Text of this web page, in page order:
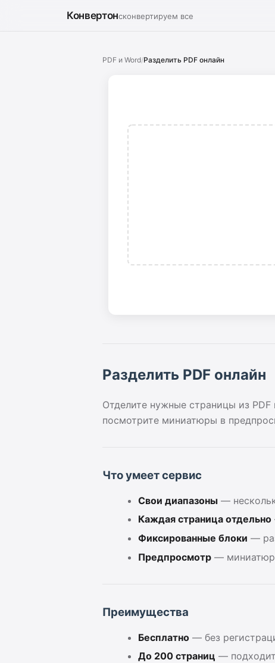
Конвертонсконвертируем все
PDF и Word/Разделить PDF онлайн
Разделить PDF онлайн
Отделите нужные страницы из
посмотрите миниатюры в
Что умеет сервис
Свои диапазоны —
Каждая страница отдельно
Фиксированные блоки —
Предпросмотр —
Преимущества
Бесплатно — без
До 200 страниц —